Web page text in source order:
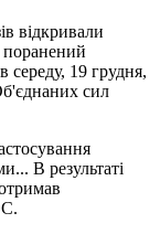
відкривали
поранений
середу, 19 грудня,
сил
В результаті